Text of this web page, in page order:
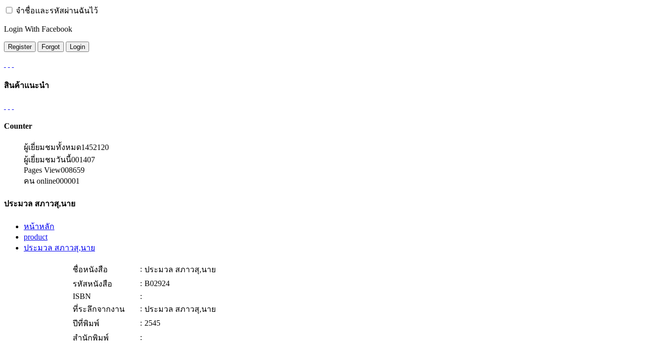
จำชื่อและรหัสผ่านฉันไว้
Login With Facebook
สินค้าแนะนำ
Counter
ผู้เยี่ยมชมทั้งหมด1452120
ผู้เยี่ยมชมวันนี้001407
Pages View008659
คน online000001
ประมวล สภาวสุ,นาย
หน้าหลัก
product
ประมวล สภาวสุ,นาย
ชื่อหนังสือ : ประมวล สภาวสุ,นาย
รหัสหนังสือ
: B02924
ISBN
:
ที่ระลึกจากงาน
: ประมวล สภาวสุ,นาย
ปีที่พิมพ์
: 2545
สำนักพิมพ์
: